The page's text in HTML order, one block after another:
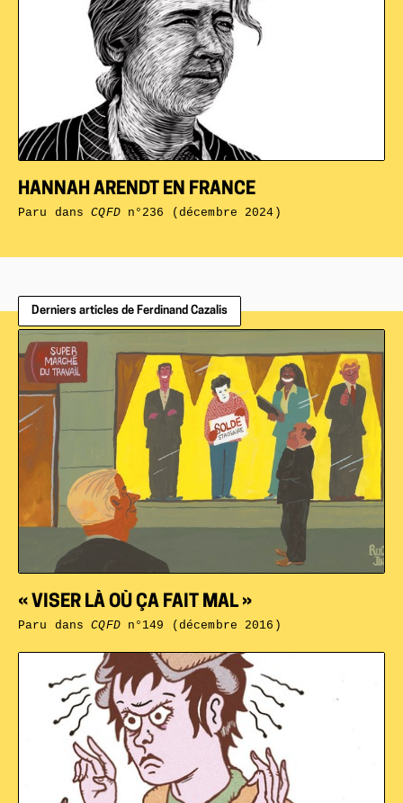
HANNAH ARENDT EN FRANCE
Paru dansCQFDn°236 (décembre 2024)
Derniers articles de Ferdinand Cazalis
« VISER LÀ OÙ ÇA FAIT MAL »
Paru dansCQFDn°149 (décembre 2016)